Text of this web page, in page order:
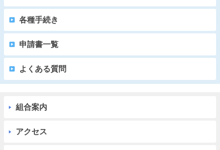
各種手続き
申請書一覧
よくある質問
組合案内
アクセス